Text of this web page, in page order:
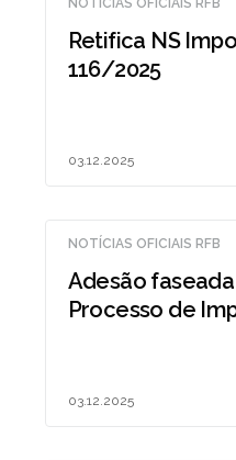
NOTÍCIAS OFICIAIS RFB
Retifica NS
116/2025
03.12.2025
NOTÍCIAS OFICIAIS RFB
Adesão
Processo de
03.12.2025